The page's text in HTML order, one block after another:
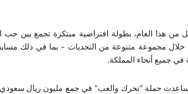
من هذا العام، بطولة افتراضية مبتكرة تجمع بين حب
.
ساعدت حملة “تحرك والعب” في جمع مليون ريال سعودي